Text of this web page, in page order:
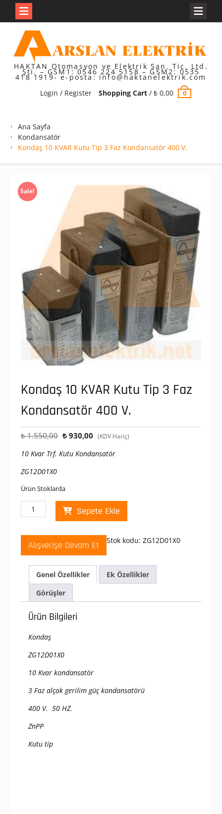
content
HAKTAN Otomasyon ve Elektrik San. Tic. Ltd.
Şti. – GSM1: 0546 224 5158 – GSM2: 0535
418 1919- e-posta: info@haktanelektrik.com
Login / Register
Shopping Cart/ ₺0,00 0
Ana Sayfa
Kondansatör
Kondaş 10 KVAR Kutu Tip 3 Faz Kondansatör 400 V.
Sale!
Kondaş 10 KVAR Kutu Tip 3 Faz
Kondansatör 400 V.
₺1.550,00 Orijinal
₺ 1.550,00.
₺930,00 Şu
fiyat:
(KDV Hariç)
10 Kvar Trf. Kutu Kondansatör
ZG12D01X0
Ürün Stoklarda
Kondaş
10
Kutu
Tip
3
Faz
Kondansatör
V.
adet
Sepete Ekle
Alışverişe Devam Et Stok kodu: ZG12D01X0
Genel Özellikler
Ek Özellikler
Görüşler
Ürün Bilgileri
Kondaş
ZG12D01X0
10 Kvar kondansatör
3 Faz alçak gerilim güç kondansatörü
400 V. 50 HZ.
ZnPP
Kutu tip